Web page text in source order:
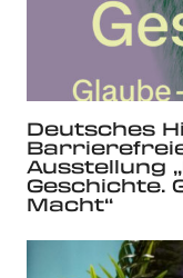
Deutsches
Ausstellung
Geschichte.
Macht“